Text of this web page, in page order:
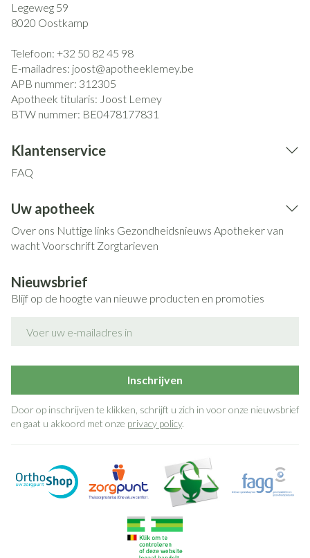
Legeweg 59
8020 Oostkamp
Telefoon: +32 50 82 45 98
E-mailadres: joost@apotheeklemey.be
APB nummer: 312305
Apotheek titularis: Joost Lemey
BTW nummer: BE0478177831
Klantenservice
FAQ
Uw apotheek
Over ons Nuttige links Gezondheidsnieuws Apotheker van
wachtVoorschrift Zorgtarieven
Nieuwsbrief
Blijf op de hoogte van nieuwe producten en promoties
Inschrijven
Door op inschrijven te klikken, schrijft u zich in voor onze nieuwsbrief
en gaat u akkoord met onze privacy policy.